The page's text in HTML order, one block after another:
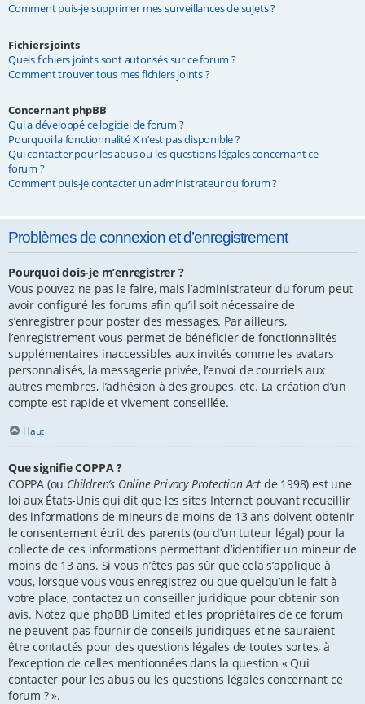
Comment puis-je supprimer mes surveillances de sujets ?
Fichiers joints
Quels fichiers joints sont autorisés sur ce forum ?
Comment trouver tous mes fichiers joints ?
Concernant phpBB
Qui a développé ce logiciel de forum ?
Pourquoi la fonctionnalité X n’est pas disponible ?
Qui contacter pour les abus ou les questions légales concernant ce
forum ?
Comment puis-je contacter un administrateur du forum ?
Problèmes de connexion et d’enregistrement
Pourquoi dois-je m’enregistrer ?
Vous pouvez ne pas le faire, mais l’administrateur du forum peut
avoir configuré les forums afin qu’il soit nécessaire de
s’enregistrer pour poster des messages. Par ailleurs,
l’enregistrement vous permet de bénéficier de fonctionnalités
supplémentaires inaccessibles aux invités comme les avatars
personnalisés, la messagerie privée, l’envoi de courriels aux
autres membres, l’adhésion à des groupes, etc. La création d’un
compte est rapide et vivement conseillée.
Haut
Que signifie COPPA ?
COPPA (ou Children’s Online Privacy Protection Act de 1998) est une
loi aux États-Unis qui dit que les sites Internet pouvant recueillir
des informations de mineurs de moins de 13 ans doivent obtenir
le consentement écrit des parents (ou d’un tuteur légal) pour la
collecte de ces informations permettant d’identifier un mineur de
moins de 13 ans. Si vous n’êtes pas sûr que cela s’applique à
vous, lorsque vous vous enregistrez ou que quelqu’un le fait à
votre place, contactez un conseiller juridique pour obtenir son
avis. Notez que phpBB Limited et les propriétaires de ce forum
ne peuvent pas fournir de conseils juridiques et ne sauraient
être contactés pour des questions légales de toutes sortes, à
l’exception de celles mentionnées dans la question « Qui
contacter pour les abus ou les questions légales concernant ce
forum ? ».